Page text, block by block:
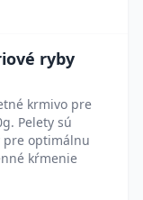
ryby
krmivo pre
Pelety sú
pre optimálnu
kŕmenie